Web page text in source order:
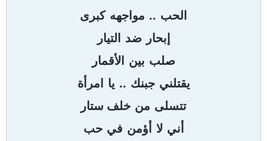
الحب .. مواجهه كبرى
إبحار
ضد
التيار
صلب بين
الأقمار
يقتلني جبنك ..يا
امرأة
تتسلى من خلف ستار
أني لا أؤمن في حب